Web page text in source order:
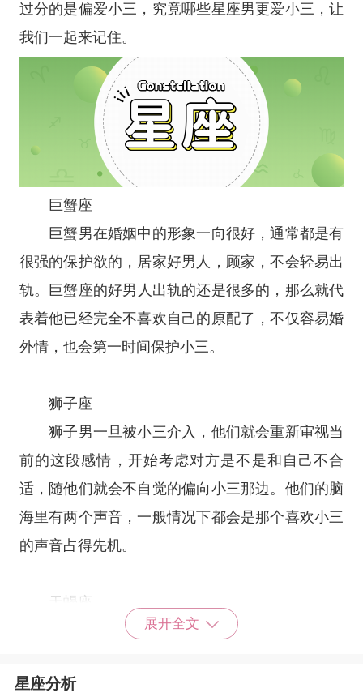
过分的是偏爱小三，究竟哪些星座男更爱小三，让
我们一起来记住。
巨蟹座
巨蟹男在婚姻中的形象一向很好，通常都是有
很强的保护欲的，居家好男人，顾家，不会轻易出
轨。
巨蟹座的好男人出轨的还是很多的，那么就代
表着他已经完全不喜欢自己的原配了，不仅容易婚
外情，也会第一时间保护小三。
狮子座
狮子男一旦被小三介入，他们就会重新审视当
前的这段感情，开始考虑对方是不是和自己不合
适，随他们就会不自觉的偏向小三那边。他们的脑
海里有两个声音，一般情况下都会是那个喜欢小三
的声音占得先机。
天蝎座
如果一个天蝎男找小三了，其实也代表着他不
不是真的喜欢，天蝎男是不会付出感情的。当天蝎
展开全文
星座分析